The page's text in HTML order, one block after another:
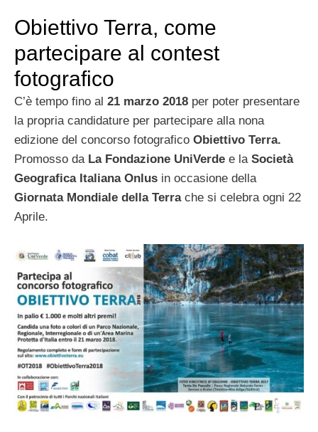
Obiettivo Terra, come
partecipare al contest
fotografico
C’è tempo fino al 21 marzo 2018 per poter presentare
la propria candidature per partecipare alla nona
edizione del concorso fotografico Obiettivo Terra.
Promosso da La Fondazione UniVerde e la Società
Geografica Italiana Onlus in occasione della
Giornata Mondiale della Terrache si celebra ogni 22
Aprile.